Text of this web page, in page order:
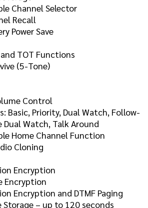
Channel Selector
Recall
Power Save
and TOT Functions
(5-Tone)
Control
Basic, Priority, Dual Watch, Follow-
Dual Watch, Talk Around
Home Channel Function
Cloning
Encryption
Encryption
Encryption and DTMF Paging
Storage – up to 120 seconds